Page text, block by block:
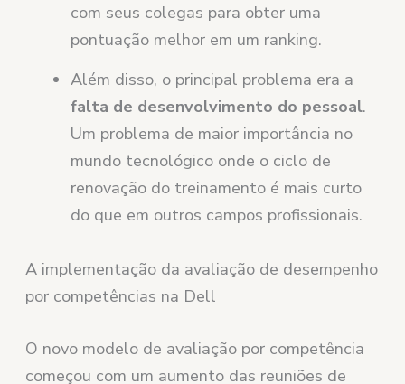
com seus colegas para obter uma
pontuação melhor em um ranking.
Além disso, o principal problema era a
falta de desenvolvimento do pessoal.
Um problema de maior importância no
mundo tecnológico onde o ciclo de
renovação do treinamento é mais curto
do que em outros campos profissionais.
A implementação da avaliação de desempenho
por competências na Dell
O novo modelo de avaliação por competência
começou com um aumento das reuniões de